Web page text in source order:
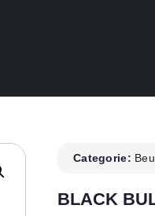
Categorie:
BLACK